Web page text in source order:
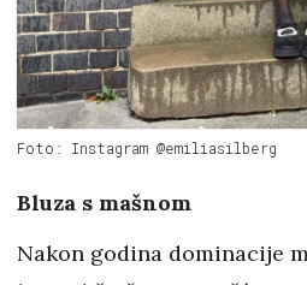
Foto: Instagram @emiliasilberg
Bluza s mašnom
Nakon godina dominacije